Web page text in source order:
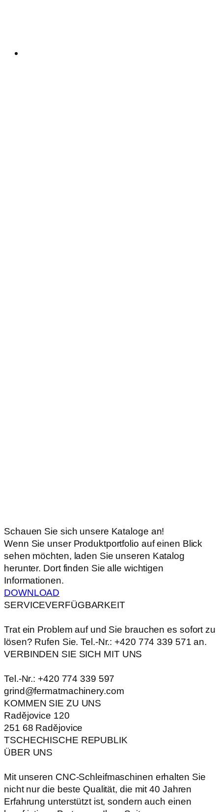
Schauen Sie sich unsere Kataloge an!
Wenn Sie unser Produktportfolio auf einen Blick
sehen möchten, laden Sie unseren Katalog
herunter. Dort finden Sie alle wichtigen
Informationen.
DOWNLOAD
SERVICEVERFÜGBARKEIT
Trat ein Problem auf und Sie brauchen es sofort zu
lösen? Rufen Sie. Tel.-Nr.: +420 774 339 571 an.
VERBINDEN SIE SICH MIT UNS
Tel.-Nr.: +420 774 339 597
grind@fermatmachinery.com
KOMMEN SIE ZU UNS
Radějovice 120
251 68 Radějovice
TSCHECHISCHE REPUBLIK
ÜBER UNS
Mit unseren CNC-Schleifmaschinen erhalten Sie
nicht nur die beste Qualität, die mit 40 Jahren
Erfahrung unterstützt ist, sondern auch einen